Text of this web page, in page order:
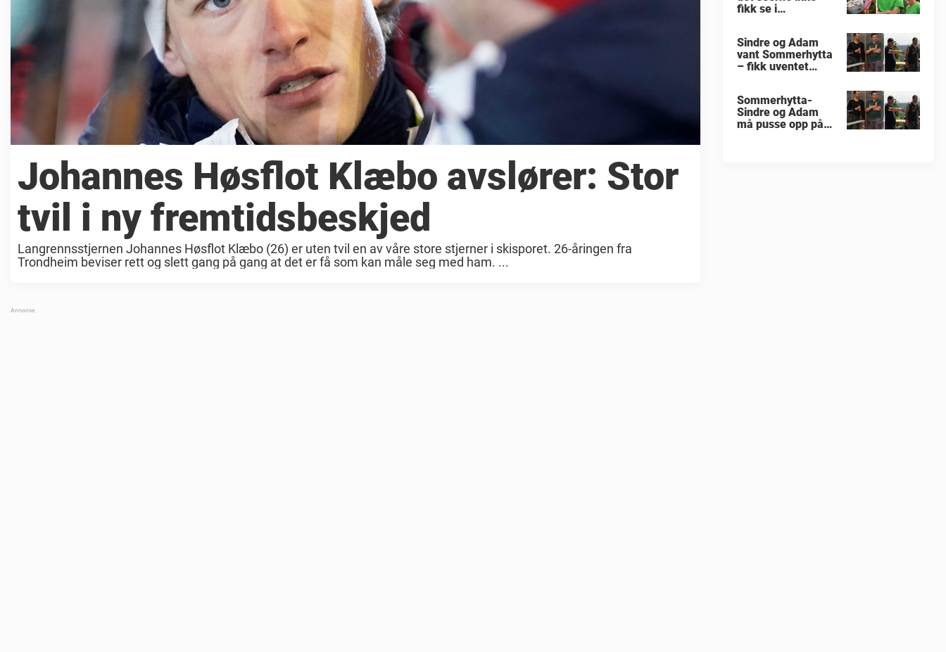
Johannes Høsflot Klæbo avslører: Stor
tvil i ny fremtidsbeskjed
Langrennsstjernen Johannes Høsflot Klæbo (26) er uten tvil en av våre store stjerner i skisporet. 26-åringen fra
Trondheim beviser rett og slett gang på gang at det er få som kan måle seg med ham. ...
fikk se i
Sindre og Adam
vant Sommerhytta
– fikk uventet
Sommerhytta-
Sindre og Adam
må pusse opp på